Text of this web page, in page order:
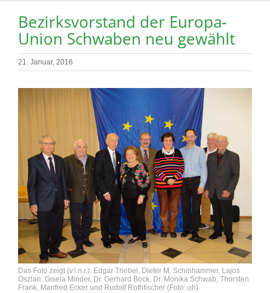
Bezirksvorstand der Europa-
Union Schwaben neu gewählt
21. Januar, 2016
Das Foto zeigt (v.l.n.r.): Edgar Triebel, Dieter M. Schinhammer, Lajos
Oszlari, Gisela Minder, Dr. Gerhard Böck, Dr. Monika Schwab, Thorsten
Frank, Manfred Ecker und Rudolf Rothfischer (Foto: oh)